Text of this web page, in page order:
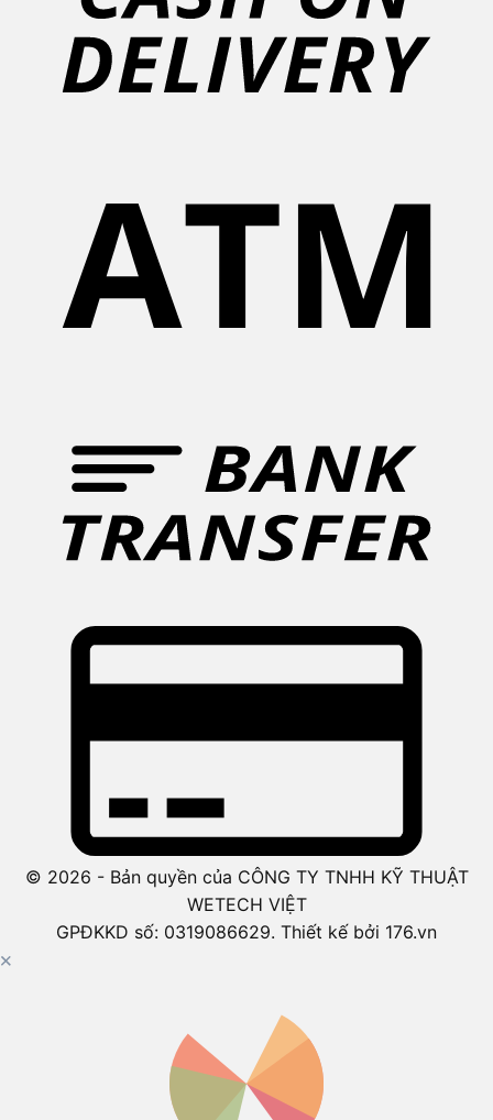
© 2026 - Bản quyền của CÔNG TY TNHH KỸ THUẬT
WETECH VIỆT
GPĐKKD số: 0319086629. Thiết kế bởi 176.vn